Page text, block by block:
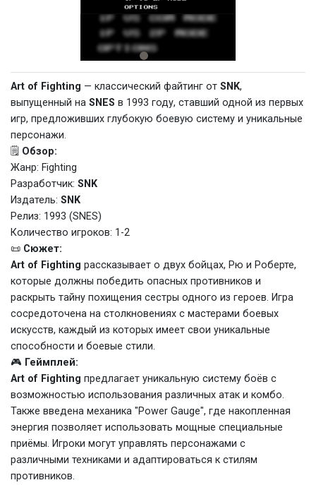
Art of Fighting — классический файтинг от SNK,
выпущенный на SNES в 1993 году, ставший одной из первых
игр, предложивших глубокую боевую систему и уникальные
персонажи.
🗒️ Обзор:
Жанр: Fighting
Разработчик: SNK
Издатель: SNK
Релиз: 1993 (SNES)
Количество игроков: 1-2
📜 Сюжет:
Art of Fighting рассказывает о двух бойцах, Рю и Роберте,
которые должны победить опасных противников и
раскрыть тайну похищения сестры одного из героев. Игра
сосредоточена на столкновениях с мастерами боевых
искусств, каждый из которых имеет свои уникальные
способности и боевые стили.
🎮 Геймплей:
Art of Fighting предлагает уникальную систему боёв с
возможностью использования различных атак и комбо.
Также введена механика "Power Gauge", где накопленная
энергия позволяет использовать мощные специальные
приёмы. Игроки могут управлять персонажами с
различными техниками и адаптироваться к стилям
противников.